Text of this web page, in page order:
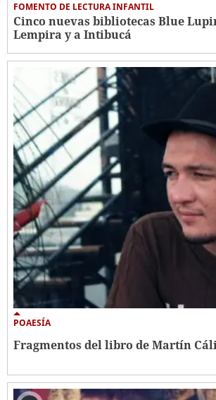
FOMENTO DE LECTURA INFANTIL
Cinco nuevas bibliotecas Blue
Lempira y a Intibucá
POAESÍA
Fragmentos del libro de Martín